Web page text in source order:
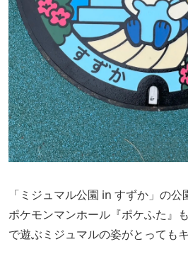
「ミジュマル公園 in すずか」の
ポケモンマンホール『ポケふた』
で遊ぶミジュマルの姿がとっても